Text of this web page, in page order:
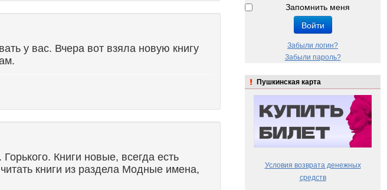
у вас. Вчера вот взяла новую книгу
Книги новые, всегда есть
книги из раздела Модные имена,
Запомнить меня
Войти
Забыли логин?
Забыли пароль?
Пушкинская карта
Условия возврата денежных
средств